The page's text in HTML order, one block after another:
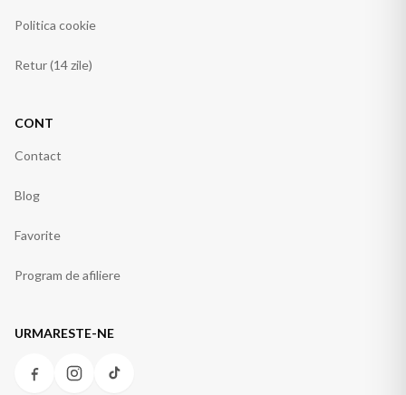
Politica cookie
Retur (14 zile)
CONT
Contact
Blog
Favorite
Program de afiliere
URMARESTE-NE